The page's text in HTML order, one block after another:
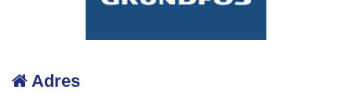
Adres